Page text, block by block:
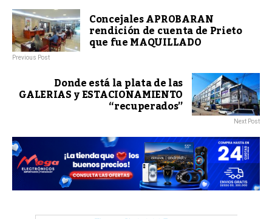
Concejales APROBARAN
rendición de cuenta de Prieto
que fue MAQUILLADO
Previous Post
Donde está la plata de las
GALERIAS y ESTACIONAMIENTO
“recuperados”
Next Post